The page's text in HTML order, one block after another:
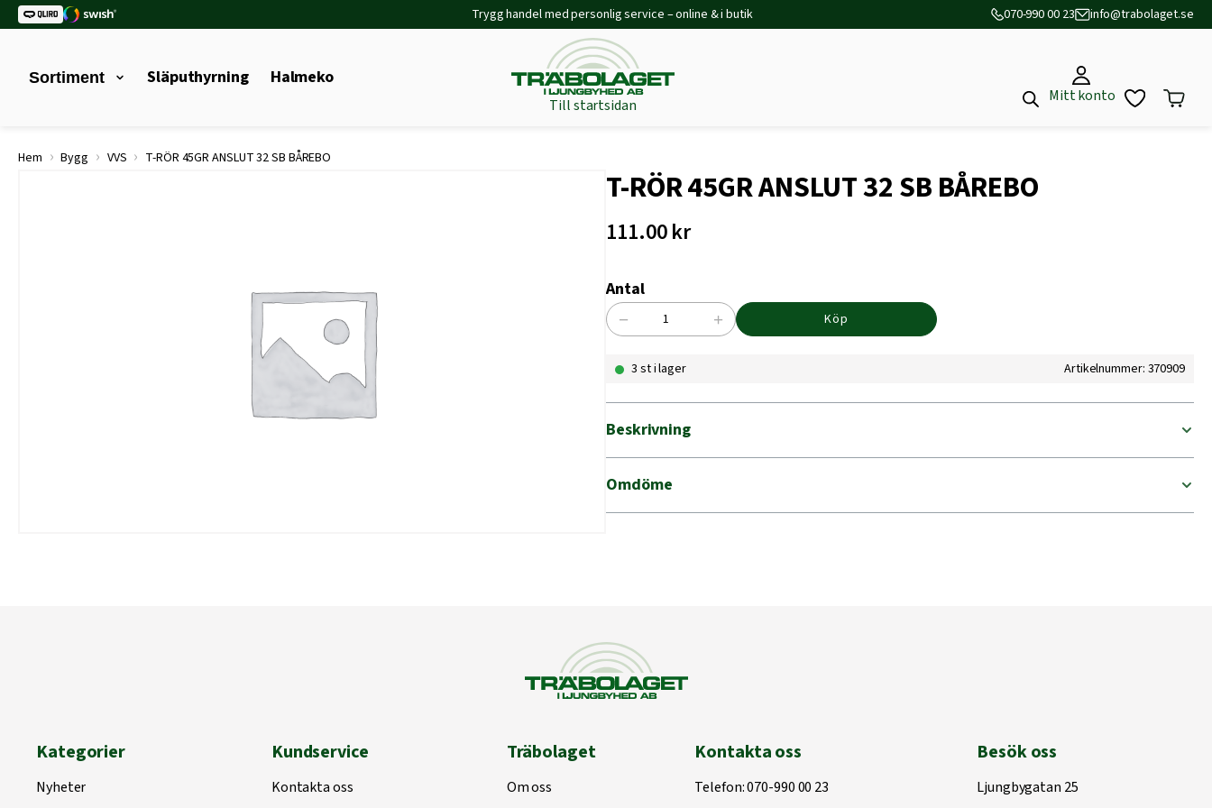
Trygg handel med personlig service – online & i butik 070-990 00 23 info@trabolaget.se
Sortiment Släputhyrning Halmeko
Till startsidan
Mitt konto
Hem › Bygg › VVS › T-RÖR 45GR ANSLUT 32 SB BÅREBO
T-RÖR 45GR ANSLUT 32 SB BÅREBO
111.00kr
Antal
T-
45GR
32
SB
BÅREBO
mängd
− + Köp
3 st i lager Artikelnummer: 370909
Beskrivning
Omdöme
Kategorier
Nyheter
Kundservice
Kontakta oss
Träbolaget
Om oss
Kontakta oss
Telefon:070-990 00 23
Besök oss
Ljungbygatan 25